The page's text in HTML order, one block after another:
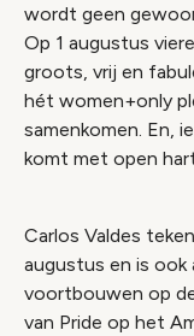
wordt geen
Op 1 augustus
groots, vrij en
hét women+only
samenkomen. En,
komt met open
Carlos Valdes
augustus en is ook
voortbouwen op
van Pride op het